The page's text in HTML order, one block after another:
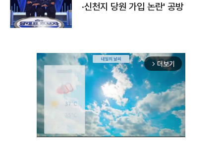
·신천지 당원 가입 논란' 공방
arrow_forward_ios 더보기